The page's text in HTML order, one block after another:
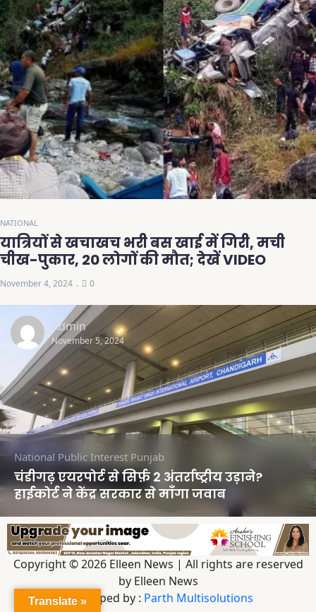
NATIONAL
यात्रियों से खचाखच भरी बस खाई में गिरी, मची
चीख-पुकार, 20 लोगों की मौत; देखें VIDEO
November 4, 2024 0
Admin
November 5, 2024
National Public Interest Punjab
चंडीगढ़ एयरपोर्ट से सिर्फ़ 2 अंतर्राष्ट्रीय उड़ाने?
हाईकोर्ट ने केंद्र सरकार से माँगा जवाब
Copyright © 2026 Elleen News | All rights are reserved
by Elleen News
Developed by : Parth Multisolutions
Translate »